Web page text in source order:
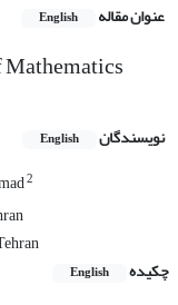
عنوان مقاله English
Mathematics
نویسندگان English
2
چکیده
English